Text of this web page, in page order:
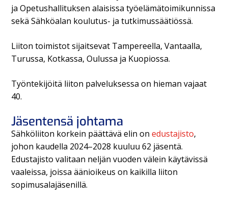
ja Opetushallituksen alaisissa työelämätoimikunnissa
sekä Sähköalan koulutus- ja tutkimussäätiössä.
Liiton toimistot sijaitsevat Tampereella, Vantaalla,
Turussa, Kotkassa, Oulussa ja Kuopiossa.
Työntekijöitä liiton palveluksessa on hieman vajaat
40.
Jäsentensä johtama
Sähköliiton korkein päättävä elin onedustajisto,
johon kaudella 2024–2028 kuuluu 62 jäsentä.
Edustajisto valitaan neljän vuoden välein käytävissä
vaaleissa, joissa äänioikeus on kaikilla liiton
sopimusalajäsenillä.